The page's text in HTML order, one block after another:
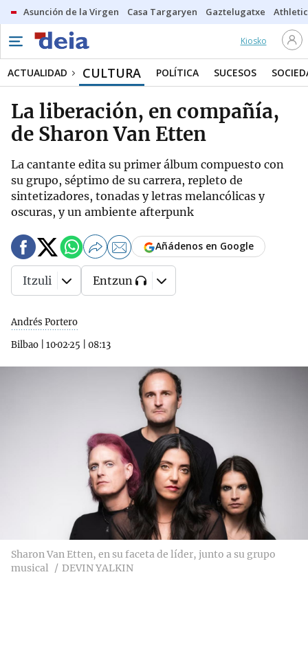
Asunción de la Virgen Casa Targaryen Gaztelugatxe Athletic
Kiosko
ACTUALIDAD CULTURA POLÍTICA SUCESOS
La liberación, en compañía,
de Sharon Van Etten
La cantante edita su primer álbum compuesto con
su grupo, séptimo de su carrera, repleto de
sintetizadores, tonadas y letras melancólicas y
oscuras, y un ambiente afterpunk
Andrés Portero
Bilbao
10·02·25 08:13
Añádenos en Google
Itzuli Entzun
Sharon Van Etten, en su faceta de líder, junto a su grupo
musical
DEVIN YALKIN